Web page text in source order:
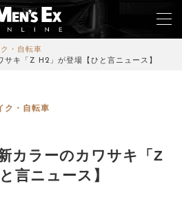
・自転車
サキ「Z H2」が登場【ひと言ニュース】
ク・自転車
カラーのカワサキ「Z
言ニュース】